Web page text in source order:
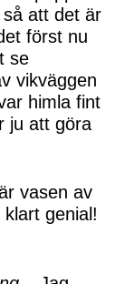
att det är
först nu
se
vikväggen
himla fint
ju att göra
vasen av
genial!